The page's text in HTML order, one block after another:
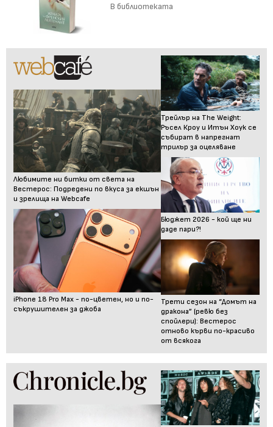
В библиотеката
Любимите ни битки от света на
Вестерос: Подредени по вкуса за екшън
и зрелища на Webcafe
iPhone 18 Pro Max - по-цветен, но и по-
съкрушителен за джоба
Трейлър на The Weight:
Ръсел Кроу и Итън Хоук се
събират в напрегнат
трилър за оцеляване
Бюджет 2026 - кой ще ни
даде пари?!
Трети сезон на “Домът на
дракона” (ревю без
спойлери): Вестерос
отново кърви по-красиво
от всякога